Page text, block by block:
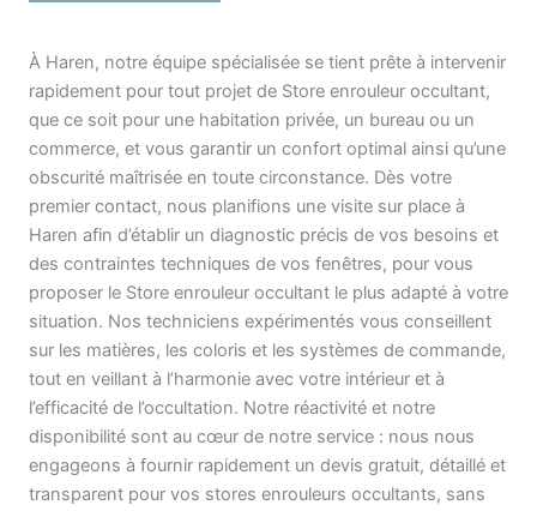
À Haren, notre équipe spécialisée se tient prête à intervenir
rapidement pour tout projet de Store enrouleur occultant,
que ce soit pour une habitation privée, un bureau ou un
commerce, et vous garantir un confort optimal ainsi qu’une
obscurité maîtrisée en toute circonstance. Dès votre
premier contact, nous planifions une visite sur place à
Haren afin d’établir un diagnostic précis de vos besoins et
des contraintes techniques de vos fenêtres, pour vous
proposer le Store enrouleur occultant le plus adapté à votre
situation. Nos techniciens expérimentés vous conseillent
sur les matières, les coloris et les systèmes de commande,
tout en veillant à l’harmonie avec votre intérieur et à
l’efficacité de l’occultation. Notre réactivité et notre
disponibilité sont au cœur de notre service : nous nous
engageons à fournir rapidement un devis gratuit, détaillé et
transparent pour vos stores enrouleurs occultants, sans